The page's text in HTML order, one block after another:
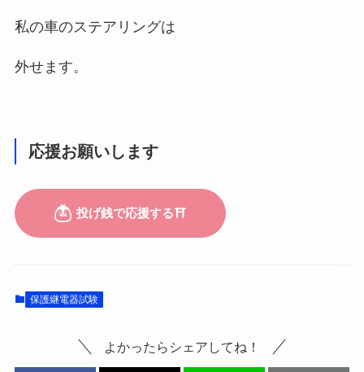
私の車のステアリングは
外せます。
応援お願いします
保護継電器試験
よかったらシェアしてね！